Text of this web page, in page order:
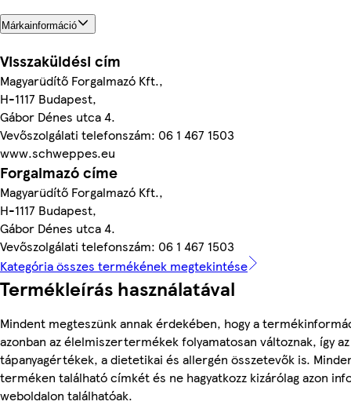
Márkainformáció
Visszaküldési cím
Magyarüdítő Forgalmazó Kft.,
H-1117 Budapest,
Gábor Dénes utca 4.
Vevőszolgálati telefonszám: 06 1 467 1503
www.schweppes.eu
Forgalmazó címe
Magyarüdítő Forgalmazó Kft.,
H-1117 Budapest,
Gábor Dénes utca 4.
Vevőszolgálati telefonszám: 06 1 467 1503
Kategória összes termékének megtekintése
Termékleírás használatával
Mindent megteszünk annak érdekében, hogy a
azonban az élelmiszertermékek folyamatosan változnak, így
tápanyagértékek, a dietetikai és allergén összetevők is.
terméken található címkét és ne hagyatkozz kizárólag azon
weboldalon találhatóak.